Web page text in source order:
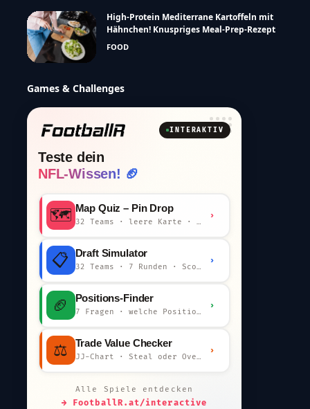
High-Protein Mediterrane Kartoffeln mit
Hähnchen! Knuspriges Meal-Prep-Rezept
FOOD
Games & Challenges
INTERAKTIV
Teste dein
NFL-Wissen! 🏈
🗺️ Map Quiz – Pin Drop
32 Teams · leere Karte · km-Wertung
›
📋 Draft Simulator
32 Teams · 7 Runden · Scout-Kommentar
›
🏈 Positions-Finder
7 Fragen · welche Position bist du?
›
⚖️ Trade Value Checker
JJ-Chart · Steal oder Overpay?
›
Alle Spiele entdecken
→ FootballR.at/interactive